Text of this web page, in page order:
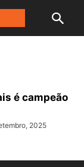
é campeão
2025